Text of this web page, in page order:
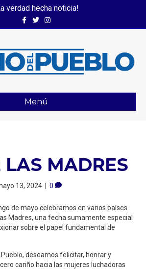
verdad hecha noticia!
FacebookTwitterInstagram
Menú
LAS MADRES
13, 2024 | 0
de mayo celebramos en varios países
Madres, una fecha sumamente especial
sobre el papel fundamental de
Pueblo, deseamos felicitar, honrar y
cariño hacia las mujeres luchadoras